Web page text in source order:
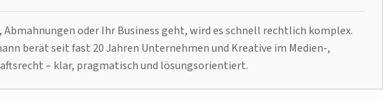
Abmahnungen oder Ihr Business geht, wird es schnell rechtlich komplex.
berät seit fast 20 Jahren Unternehmen und Kreative im Medien-,
– klar, pragmatisch und lösungsorientiert.